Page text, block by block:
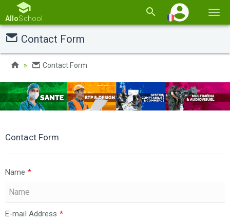
la
AlloSchool
Contact Form
Contact Form
Contact Form
Name *
E-mail Address *